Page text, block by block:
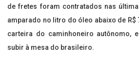
de fretes foram contratados nas
amparado no litro do óleo abaixo de R$
carteira do caminhoneiro autônomo,
subir à mesa do brasileiro.